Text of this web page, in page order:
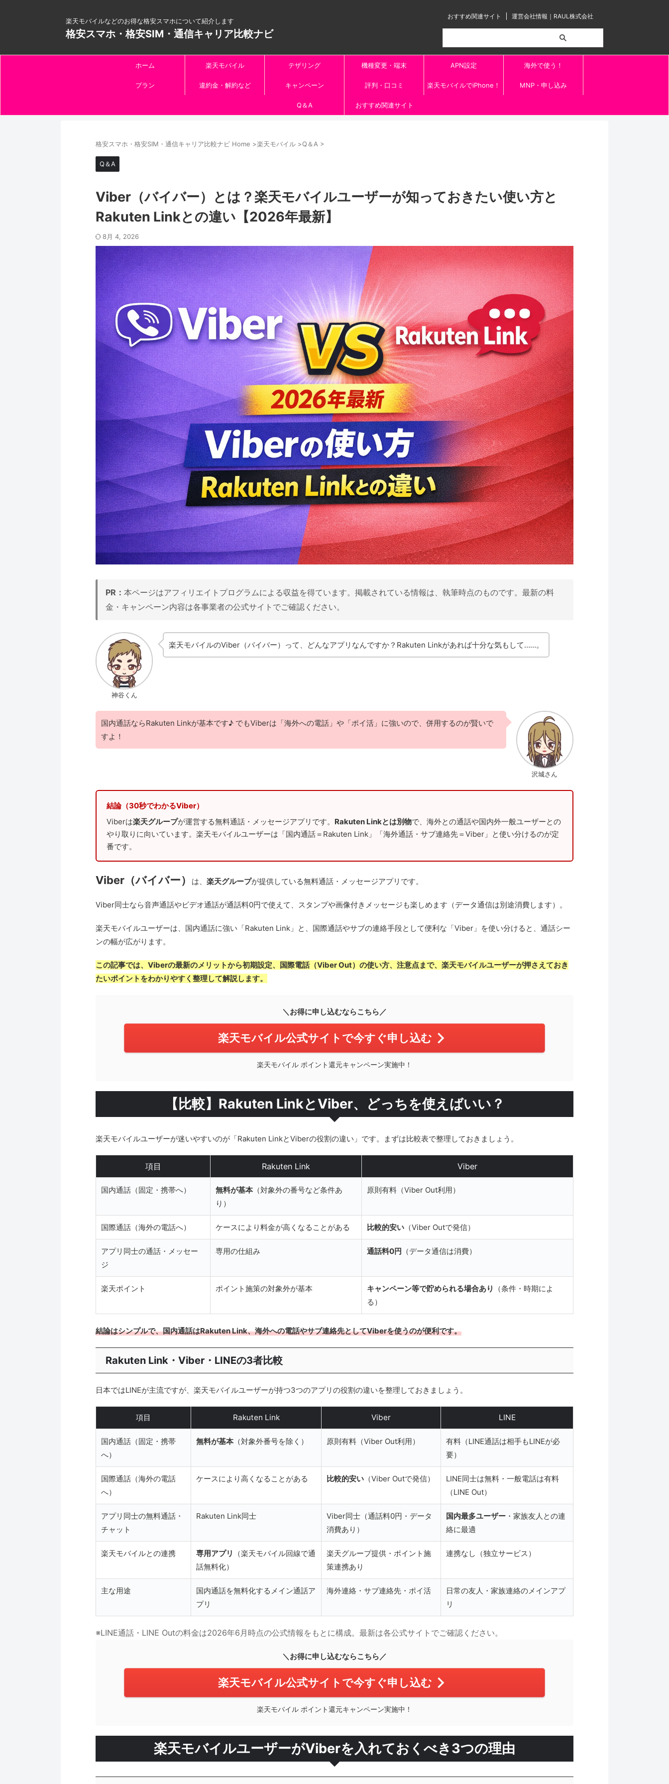
楽天モバイルなどのお得な格安スマホについて紹介します
格安スマホ・格安SIM・通信キャリア比較ナビ
おすすめ関連サイト 運営会社情報｜RAUL株式会社
ホーム 楽天モバイル テザリング 機種変更・端末 APN設定 海外で使う！
プラン 違約金・解約など キャンペーン 評判・口コミ 楽天モバイルでiPhone！ MNP・申し込み
Q＆A おすすめ関連サイト
格安スマホ・格安SIM・通信キャリア比較ナビ Home >楽天モバイル >Q＆A >
Q＆A
Viber（バイバー）とは？楽天モバイルユーザーが知っておきたい使い方と
Rakuten Linkとの違い【2026年最新】
8月 4, 2026
PR： 本ページはアフィリエイトプログラムによる収益を得ています。掲載されている情報は、執筆時点のものです。最新の料
金・キャンペーン内容は各事業者の公式サイトでご確認ください。
神谷くん
楽天モバイルのViber（バイバー）って、どんなアプリなんですか？Rakuten Linkがあれば十分な気もして……。
沢城さん
国内通話ならRakuten Linkが基本です♪ でもViberは「海外への電話」や「ポイ活」に強いので、併用するのが賢いで
すよ！
結論（30秒でわかるViber）
Viberは楽天グループが運営する無料通話・メッセージアプリです。 Rakuten Linkとは別物で、海外との通話や国内外一般ユーザーとの
やり取りに向いています。楽天モバイルユーザーは「国内通話＝Rakuten Link」「海外通話・サブ連絡先＝Viber」と使い分けるのが定
番です。
Viber（バイバー） は、 楽天グループが提供している無料通話・メッセージアプリです。
Viber同士なら音声通話やビデオ通話が通話料0円で使えて、スタンプや画像付きメッセージも楽しめます（データ通信は別途消費します）。
楽天モバイルユーザーは、国内通話に強い「Rakuten Link」と、国際通話やサブの連絡手段として便利な「Viber」を使い分けると、通話シー
ンの幅が広がります。
この記事では、Viberの最新のメリットから初期設定、 国際電話（Viber Out）の使い方、 注意点まで、楽天モバイルユーザーが押さえておき
たいポイントをわかりやすく整理して解説します。
＼お得に申し込むならこちら／
楽天モバイル公式サイトで今すぐ申し込む
楽天モバイル ポイント還元キャンペーン実施中！
【比較】Rakuten LinkとViber、どっちを使えばいい？
楽天モバイルユーザーが迷いやすいのが「Rakuten LinkとViberの役割の違い」です。まずは比較表で整理しておきましょう。
項目 Rakuten Link Viber
国内通話（固定・携帯へ） 無料が基本（対象外の番号など条件あ
り）
原則有料（Viber Out利用）
国際通話（海外の電話へ） ケースにより料金が高くなることがある 比較的安い （Viber Outで発信）
アプリ同士の通話・メッセー
ジ
専用の仕組み 通話料0円 （データ通信は消費）
楽天ポイント ポイント施策の対象外が基本 キャンペーン等で貯められる場合あり
（条件・時期によ
る）
結論はシンプルで、国内通話はRakuten Link、海外への電話やサブ連絡先としてViberを使うのが便利です。
Rakuten Link・Viber・LINEの3者比較
日本ではLINEが主流ですが、楽天モバイルユーザーが持つ3つのアプリの役割の違いを整理しておきましょう。
項目 Rakuten Link Viber LINE
国内通話（固定・携帯
へ）
無料が基本（対象外番号を除く） 原則有料（Viber Out利用）
有料（LINE通話は相手もLINEが必
要）
国際通話（海外の電話
へ）
ケースにより高くなることがある 比較的安い （Viber Outで発信）
LINE同士は無料・一般電話は有料
（LINE Out）
アプリ同士の無料通話・
チャット
Rakuten Link同士
Viber同士（通話料0円・データ
消費あり）
国内最多ユーザー ・家族友人との連
絡に最適
楽天モバイルとの連携 専用アプリ
（楽天モバイル回線で通
話無料化）
楽天グループ提供・ポイント施
策連携あり
連携なし（独立サービス）
主な用途
国内通話を無料化するメイン通話ア
プリ
海外連絡・サブ連絡先・ポイ活
日常の友人・家族連絡のメインアプ
リ
※LINE通話・LINE Outの料金は2026年6月時点の公式情報をもとに構成。最新は各公式サイトでご確認ください。
＼お得に申し込むならこちら／
楽天モバイル公式サイトで今すぐ申し込む
楽天モバイル ポイント還元キャンペーン実施中！
楽天モバイルユーザーがViberを入れておくべき3つの理由